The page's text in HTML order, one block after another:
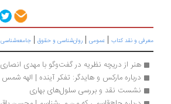
و نقد کتاب|عمومی| روان‌شناسی و حقوق|جامعه‌شناسی و ارتباطات
هنر از دریچه نظریه در گفت‌وگو با مهدی انصاری
درباره مارکس و هایدگر: تفکر آینده | الهه شمس
نشست نقد و بررسی سلول‌های بهاری